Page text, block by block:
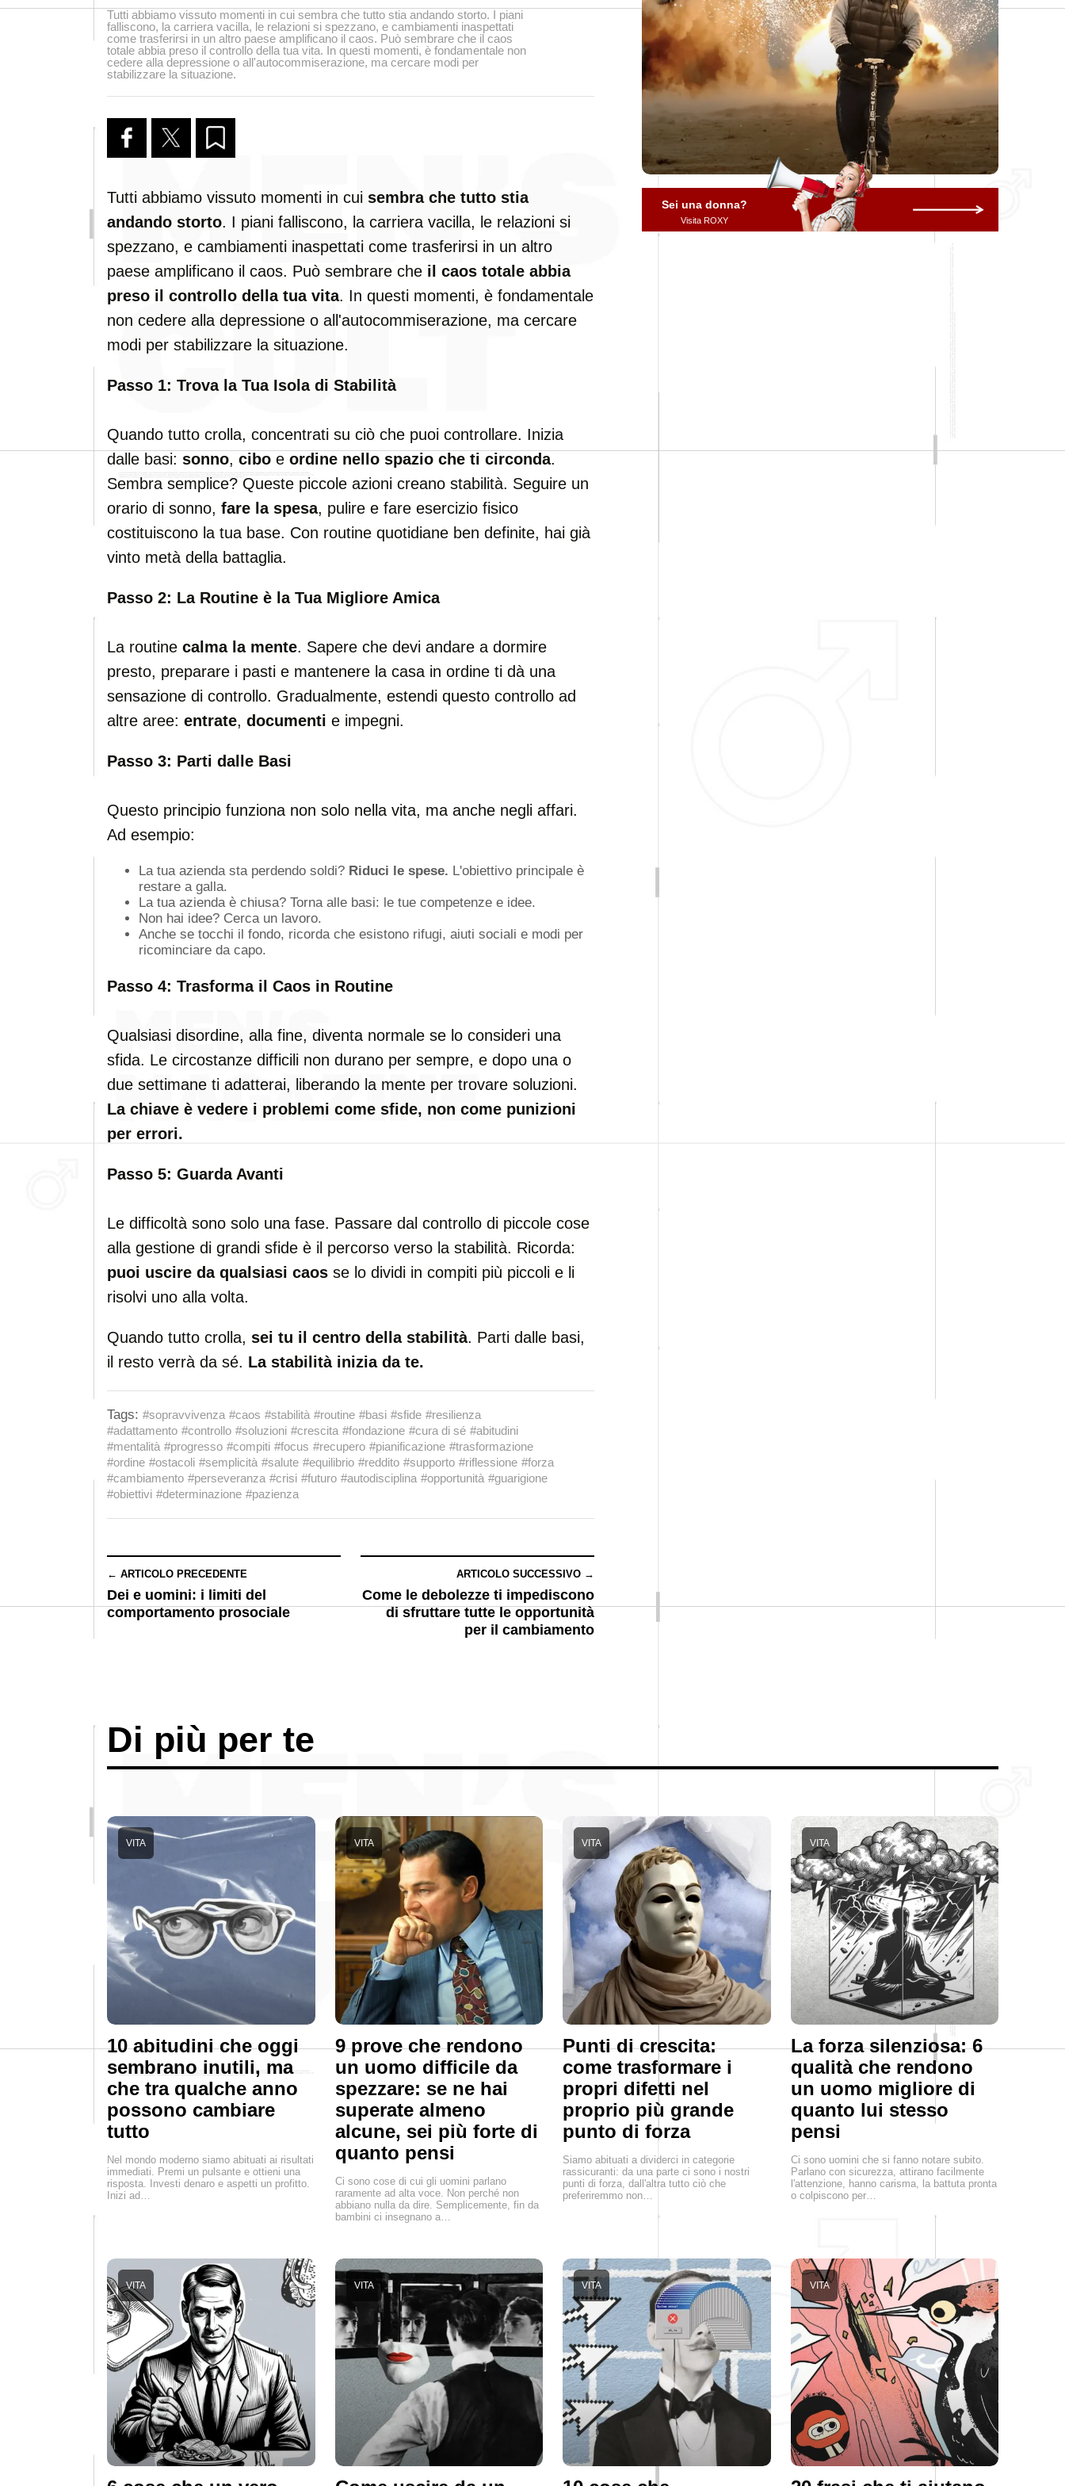
Tutti abbiamo vissuto momenti in cui sembra che tutto stia andando storto. I piani
falliscono, la carriera vacilla, le relazioni si spezzano, e cambiamenti inaspettati
come trasferirsi in un altro paese amplificano il caos. Può sembrare che il caos
totale abbia preso il controllo della tua vita. In questi momenti, è fondamentale non
cedere alla depressione o all'autocommiserazione, ma cercare modi per
stabilizzare la situazione.
Tutti abbiamo vissuto momenti in cui sembra che tutto stia
andando storto. I piani falliscono, la carriera vacilla, le relazioni si
spezzano, e cambiamenti inaspettati come trasferirsi in un altro
paese amplificano il caos. Può sembrare che il caos totale abbia
preso il controllo della tua vita. In questi momenti, è fondamentale
non cedere alla depressione o all'autocommiserazione, ma cercare
modi per stabilizzare la situazione.
Passo 1: Trova la Tua Isola di Stabilità
Quando tutto crolla, concentrati su ciò che puoi controllare. Inizia
dalle basi: sonno, cibo e ordine nello spazio che ti circonda.
Sembra semplice? Queste piccole azioni creano stabilità. Seguire un
orario di sonno, fare la spesa, pulire e fare esercizio fisico
costituiscono la tua base. Con routine quotidiane ben definite, hai già
vinto metà della battaglia.
Passo 2: La Routine è la Tua Migliore Amica
La routine calma la mente. Sapere che devi andare a dormire
presto, preparare i pasti e mantenere la casa in ordine ti dà una
sensazione di controllo. Gradualmente, estendi questo controllo ad
altre aree: entrate, documenti e impegni.
Passo 3: Parti dalle Basi
Questo principio funziona non solo nella vita, ma anche negli affari.
Ad esempio:
La tua azienda sta perdendo soldi? Riduci le spese. L'obiettivo principale è
restare a galla.
La tua azienda è chiusa? Torna alle basi: le tue competenze e idee.
Non hai idee? Cerca un lavoro.
Anche se tocchi il fondo, ricorda che esistono rifugi, aiuti sociali e modi per
ricominciare da capo.
Passo 4: Trasforma il Caos in Routine
Qualsiasi disordine, alla fine, diventa normale se lo consideri una
sfida. Le circostanze difficili non durano per sempre, e dopo una o
due settimane ti adatterai, liberando la mente per trovare soluzioni.
La chiave è vedere i problemi come sfide, non come punizioni
per errori.
Passo 5: Guarda Avanti
Le difficoltà sono solo una fase. Passare dal controllo di piccole cose
alla gestione di grandi sfide è il percorso verso la stabilità. Ricorda:
puoi uscire da qualsiasi caos se lo dividi in compiti più piccoli e li
risolvi uno alla volta.
Quando tutto crolla, sei tu il centro della stabilità. Parti dalle basi,
il resto verrà da sé. La stabilità inizia da te.
Tags: #sopravvivenza #caos #stabilità #routine #basi #sfide #resilienza
#adattamento #controllo #soluzioni #crescita #fondazione #cura di sé #abitudini
#mentalità #progresso #compiti #focus #recupero #pianificazione #trasformazione
#ordine #ostacoli #semplicità #salute #equilibrio #reddito #supporto #riflessione #forza
#cambiamento #perseveranza #crisi #futuro #autodisciplina #opportunità #guarigione
#obiettivi #determinazione #pazienza
← ARTICOLO PRECEDENTE
Dei e uomini: i limiti del
comportamento prosociale
ARTICOLO SUCCESSIVO →
Come le debolezze ti impediscono
di sfruttare tutte le opportunità
per il cambiamento
Sei una donna?
Visita ROXY
Di più per te
10 abitudini che oggi
sembrano inutili, ma
che tra qualche anno
possono cambiare
tutto
VITA
Nel mondo moderno siamo abituati ai risultati
immediati. Premi un pulsante e ottieni una
risposta. Investi denaro e aspetti un profitto.
Inizi ad…
9 prove che rendono
un uomo difficile da
spezzare: se ne hai
superate almeno
alcune, sei più forte di
quanto pensi
VITA
Ci sono cose di cui gli uomini parlano
raramente ad alta voce. Non perché non
abbiano nulla da dire. Semplicemente, fin da
bambini ci insegnano a…
Punti di crescita:
come trasformare i
propri difetti nel
proprio più grande
punto di forza
VITA
Siamo abituati a dividerci in categorie
rassicuranti: da una parte ci sono i nostri
punti di forza, dall'altra tutto ciò che
preferiremmo non…
La forza silenziosa: 6
qualità che rendono
un uomo migliore di
quanto lui stesso
pensi
VITA
Ci sono uomini che si fanno notare subito.
Parlano con sicurezza, attirano facilmente
l'attenzione, hanno carisma, la battuta pronta
o colpiscono per…
VITA VITA VITA VITA